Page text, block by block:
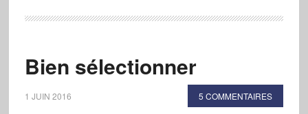
Bien sélectionner
1 JUIN 2016 5 COMMENTAIRES